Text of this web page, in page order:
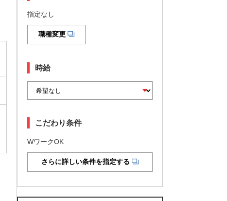
指定なし
職種変更
時給
こだわり条件
WワークOK
さらに詳しい条件を指定する